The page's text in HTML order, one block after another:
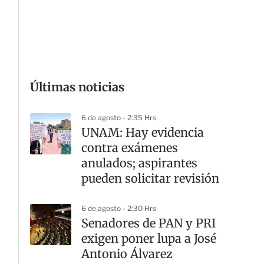
Últimas noticias
6 de agosto - 2:35 Hrs
UNAM: Hay evidencia
contra exámenes
anulados; aspirantes
pueden solicitar revisión
6 de agosto - 2:30 Hrs
Senadores de PAN y PRI
exigen poner lupa a José
Antonio Álvarez